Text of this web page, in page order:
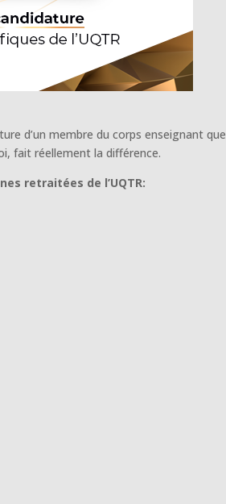
d’un membre du corps enseignant
fait réellement la différence.
retraitées de l’UQTR: